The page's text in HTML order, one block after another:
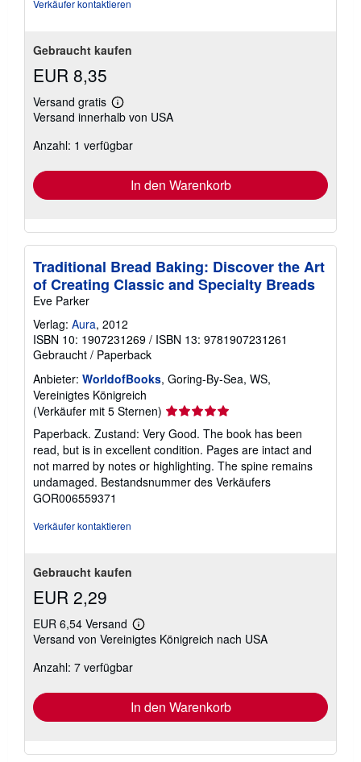
Verkäufer kontaktieren
Gebraucht kaufen
EUR 8,35
Versand gratis
Weitere
Informationen
Versandkosten
Versand innerhalb von USA
Anzahl: 1 verfügbar
In den Warenkorb
Traditional Bread Baking: Discover the Art
of Creating Classic and Specialty Breads
Eve Parker
Verlag: Aura, 2012
ISBN 10: 1907231269 / ISBN 13: 9781907231261
Gebraucht / Paperback
Anbieter: WorldofBooks, Goring-By-Sea, WS,
Vereinigtes Königreich
(Verkäufer mit 5 Sternen) Verkäuferbewertung
von
5
Sternen
Paperback. Zustand: Very Good. The book has been
read, but is in excellent condition. Pages are intact and
not marred by notes or highlighting. The spine remains
undamaged. Bestandsnummer des Verkäufers
GOR006559371
Verkäufer kontaktieren
Gebraucht kaufen
EUR 2,29
EUR 6,54 Versand
Weitere
Informationen
Versand von Vereinigtes Königreich nach USA
Anzahl: 7 verfügbar
In den Warenkorb